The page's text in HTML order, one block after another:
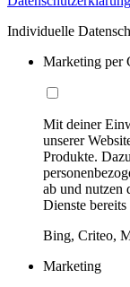
Individuelle
Marketing per
Mit deiner
unserer
Produkte.
ab und nutzen
Dienste bereits
Bing, Criteo,
Marketing